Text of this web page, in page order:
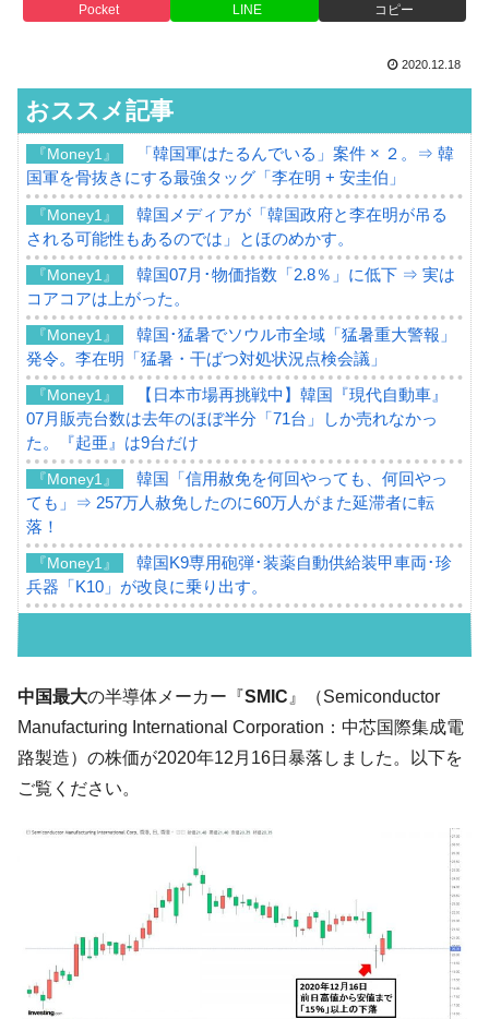
Pocket LINE コピー
2020.12.18
おススメ記事
『Money1』
「韓国軍はたるんでいる」案件 × ２。⇒ 韓
国軍を骨抜きにする最強タッグ「李在明 + 安圭伯」
『Money1』
韓国メディアが「韓国政府と李在明が吊る
される可能性もあるのでは」とほのめかす。
『Money1』
韓国07月･物価指数「2.8％」に低下 ⇒ 実は
コアコアは上がった。
『Money1』
韓国･猛暑でソウル市全域「猛暑重大警報」
発令。李在明「猛暑・干ばつ対処状況点検会議」
『Money1』
【日本市場再挑戦中】韓国『現代自動車』
07月販売台数は去年のほぼ半分「71台」しか売れなかっ
た。『起亜』は9台だけ
『Money1』
韓国「信用赦免を何回やっても、何回やっ
ても」⇒ 257万人赦免したのに60万人がまた延滞者に転
落！
『Money1』
韓国K9専用砲弾･装薬自動供給装甲車両･珍
兵器「K10」が改良に乗り出す。
『Money1』
や、若者に起業させよう」⇒ どんな雇用対策だソレ。
ル。外平債の発行「19.4億ドル」
ーにウソのデータを入力したのは明白だ」
韓国･李在明さっそく不動産対策で浅薄な発
韓国は「中国と同じく」投資に不適格な国
だ。
『Money1』
『韓国銀行』が「金の保有量を増やしま
す」⇒「金を経由するドル入手」手段ではないのか？
中国最大の半導体メーカー『SMIC 』（Semiconductor
Manufacturing International Corporation：中芯国際集成電
路製造）の株価が2020年12月16日暴落しました。以下を
ご覧ください。